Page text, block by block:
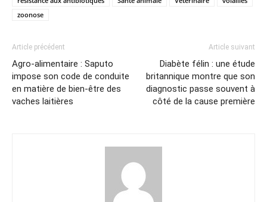
zoonose
Article précédent
Agro-alimentaire : Saputo
impose son code de conduite
en matière de bien-être des
vaches laitières
Article suivant
Diabète félin : une étude
britannique montre que son
diagnostic passe souvent à
côté de la cause première